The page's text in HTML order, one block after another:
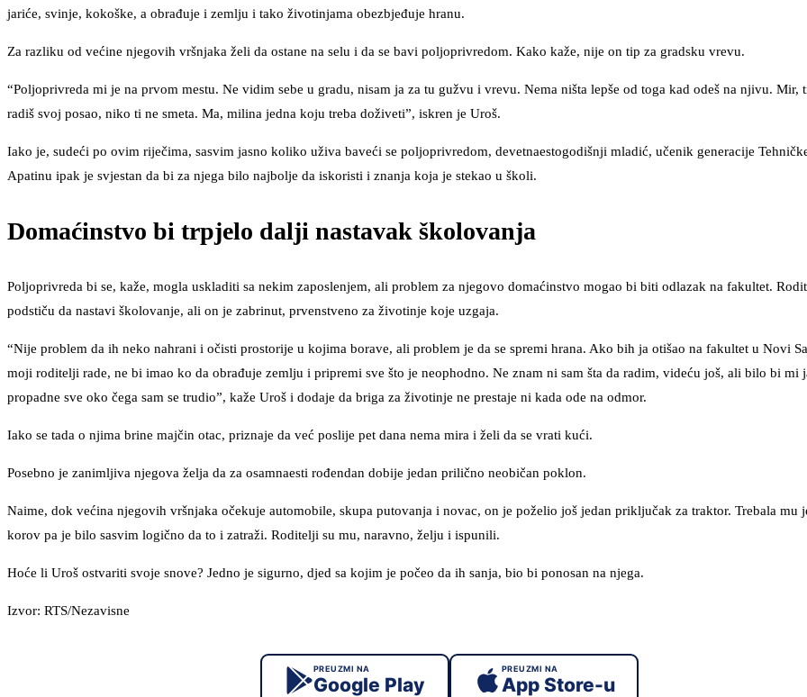
jariće, svinje, kokoške, a obrađuje i zemlju i tako životinjama obezbjeđuje hranu.
Za razliku od većine njegovih vršnjaka želi da ostane na selu i da se bavi poljoprivredom. Kako kaže, nije on tip za gradsku vrevu.
“Poljoprivreda mi je na prvom mestu. Ne vidim sebe u gradu, nisam ja za tu gužvu i vrevu. Nema ništa lepše od toga kad odeš na njivu. Mir,
radiš svoj posao, niko ti ne smeta. Ma, milina jedna koju treba doživeti”, iskren je Uroš.
Iako je, sudeći po ovim riječima, sasvim jasno koliko uživa baveći se poljoprivredom, devetnaestogodišnji mladić, učenik generacije
Apatinu ipak je svjestan da bi za njega bilo najbolje da iskoristi i znanja koja je stekao u školi.
Domaćinstvo bi trpjelo dalji nastavak školovanja
Poljoprivreda bi se, kaže, mogla uskladiti sa nekim zaposlenjem, ali problem za njegovo domaćinstvo mogao bi biti odlazak na fakultet.
podstiču da nastavi školovanje, ali on je zabrinut, prvenstveno za životinje koje uzgaja.
“Nije problem da ih neko nahrani i očisti prostorije u kojima borave, ali problem je da se spremi hrana. Ako bih ja otišao na fakultet u Novi
moji roditelji rade, ne bi imao ko da obrađuje zemlju i pripremi sve što je neophodno. Ne znam ni sam šta da radim, videću još, ali bilo bi mi
propadne sve oko čega sam se trudio”, kaže Uroš i dodaje da briga za životinje ne prestaje ni kada ode na odmor.
Iako se tada o njima brine majčin otac, priznaje da već poslije pet dana nema mira i želi da se vrati kući.
Posebno je zanimljiva njegova želja da za osamnaesti rođendan dobije jedan prilično neobičan poklon.
Naime, dok većina njegovih vršnjaka očekuje automobile, skupa putovanja i novac, on je poželio još jedan priključak za traktor. Trebala mu
korov pa je bilo sasvim logično da to i zatraži. Roditelji su mu, naravno, želju i ispunili.
Hoće li Uroš ostvariti svoje snove? Jedno je sigurno, djed sa kojim je počeo da ih sanja, bio bi ponosan na njega.
Izvor: RTS/Nezavisne
PREUZMI NA
Google Play
PREUZMI NA
App Store-u